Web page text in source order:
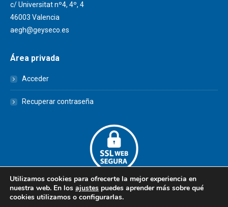
c/ Universitat nº4, 4º, 4
46003 Valencia
aegh@geyseco.es
Área privada
Acceder
Recuperar contraseña
Utilizamos cookies para ofrecerte la mejor experiencia en
nuestra web. En los ajustes puedes aprender más sobre qué
cookies utilizamos o configurarlas.